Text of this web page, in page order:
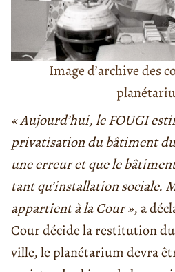
Image d’archive des
« Aujourd’hui, le FOUGI
privatisation du bâtiment
une erreur et que le
tant qu’installation sociale.
appartient à la Cour », a
Cour décide la restitution
ville, le planétarium devra